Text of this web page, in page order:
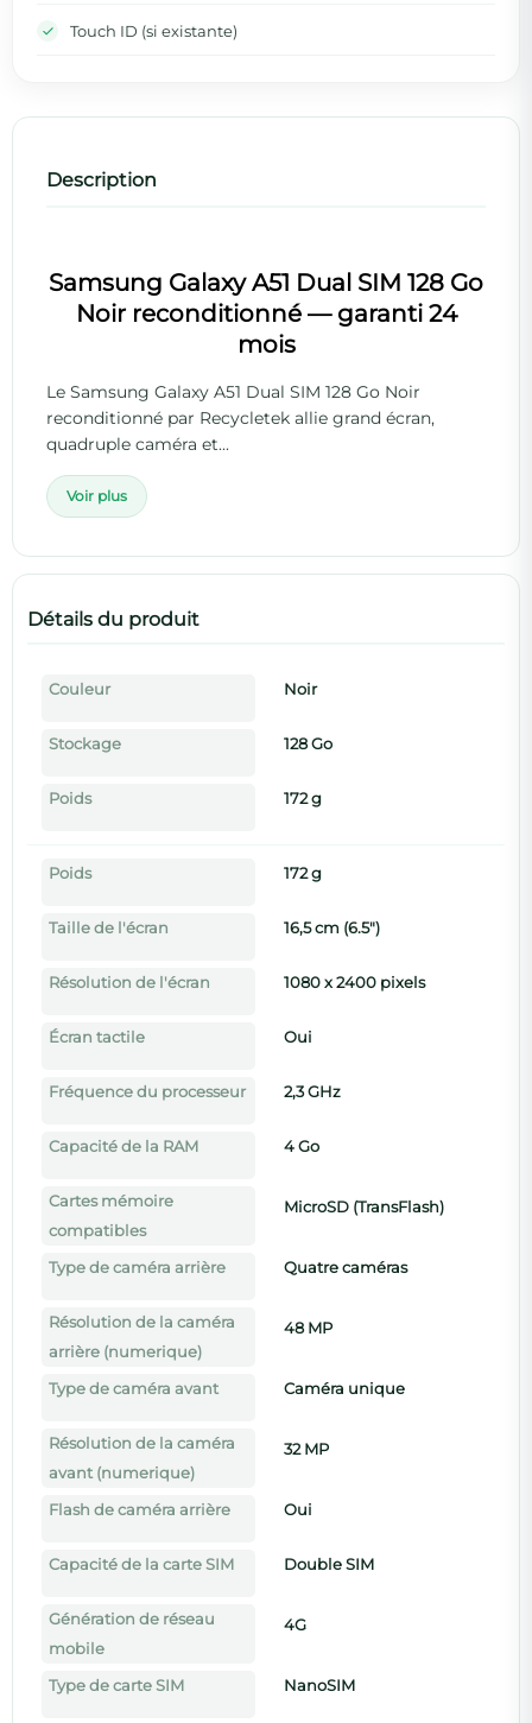
Touch ID (si existante)
Description
Samsung Galaxy A51 Dual SIM 128 Go
Noir reconditionné — garanti 24
mois
Le Samsung Galaxy A51 Dual SIM 128 Go Noir
reconditionné par Recycletek allie grand écran,
quadruple caméra et...
Voir plus
Détails du produit
Couleur Noir
Stockage 128 Go
Poids 172 g
Poids 172 g
Taille de l'écran 16,5 cm (6.5")
Résolution de l'écran 1080 x 2400 pixels
Écran tactile Oui
Fréquence du processeur 2,3 GHz
Capacité de la RAM 4 Go
Cartes mémoire
compatibles
MicroSD (TransFlash)
Type de caméra arrière Quatre caméras
Résolution de la caméra
arrière (numerique)
48 MP
Type de caméra avant Caméra unique
Résolution de la caméra
avant (numerique)
32 MP
Flash de caméra arrière Oui
Capacité de la carte SIM Double SIM
Génération de réseau
mobile
4G
Type de carte SIM NanoSIM